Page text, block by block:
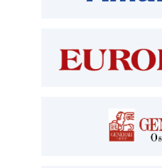
TEHNIČKI PREGLED I
kontrolori T:01 6502 265
blagajna T:01 6502 261